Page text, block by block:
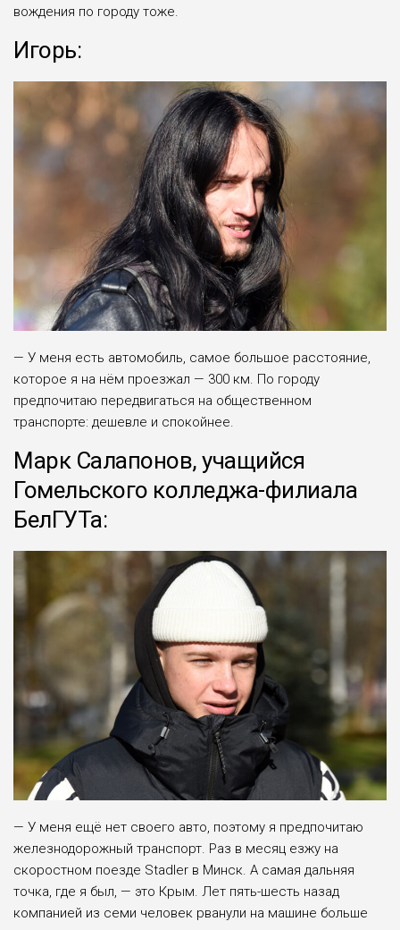
вождения по городу тоже.
Игорь:
— У меня есть автомо­биль, самое большое рас­стояние,
которое я на нём проезжал — 300 км. По городу
предпочитаю пере­двигаться на обществен­ном
транспорте: дешевле и спокойнее.
Марк Салапонов, учащийся
Гомельского колледжа-филиала
БелГУТа:
— У меня ещё нет сво­его авто, поэтому я пред­почитаю
железнодорож­ный транспорт. Раз в месяц езжу на
скоростном поезде Stadler в Минск. А самая дальняя
точка, где я был, — это Крым. Лет пять-шесть назад
компанией из семи человек рванули на машине больше